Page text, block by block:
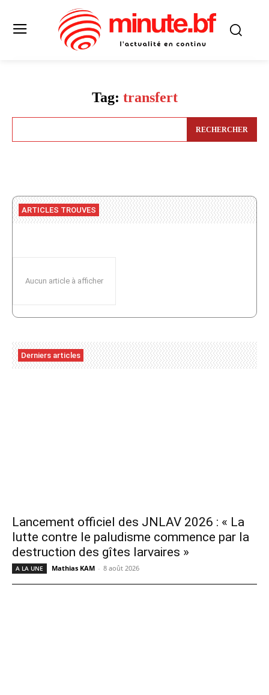
Tag: transfert
RECHERCHER
ARTICLES TROUVES
Aucun article à afficher
Derniers articles
Lancement officiel des JNLAV 2026 : « La
lutte contre le paludisme commence par la
destruction des gîtes larvaires »
A LA UNE Mathias KAM - 8 août 2026